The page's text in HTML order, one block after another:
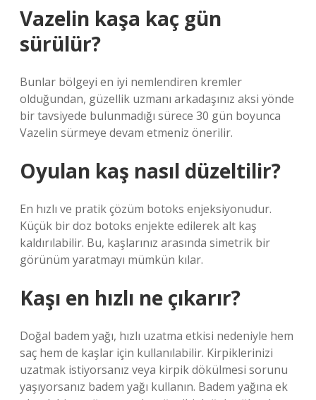
Vazelin kaşa kaç gün
sürülür?
Bunlar bölgeyi en iyi nemlendiren kremler
olduğundan, güzellik uzmanı arkadaşınız aksi yönde
bir tavsiyede bulunmadığı sürece 30 gün boyunca
Vazelin sürmeye devam etmeniz önerilir.
Oyulan kaş nasıl düzeltilir?
En hızlı ve pratik çözüm botoks enjeksiyonudur.
Küçük bir doz botoks enjekte edilerek alt kaş
kaldırılabilir. Bu, kaşlarınız arasında simetrik bir
görünüm yaratmayı mümkün kılar.
Kaşı en hızlı ne çıkarır?
Doğal badem yağı, hızlı uzatma etkisi nedeniyle hem
saç hem de kaşlar için kullanılabilir. Kirpiklerinizi
uzatmak istiyorsanız veya kirpik dökülmesi sorunu
yaşıyorsanız badem yağı kullanın. Badem yağına ek